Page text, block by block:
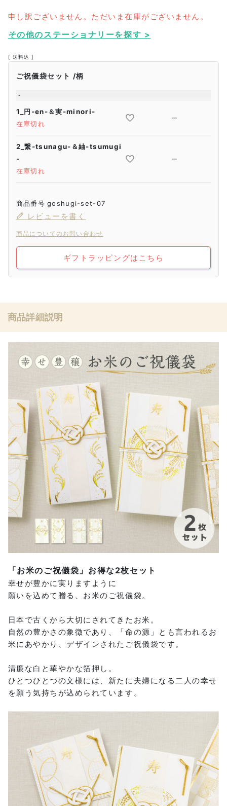
申し訳ございません。ただいま在庫がございません。
その他のステーショナリーを探す >
送料込
ご祝儀袋セット 柄
-
1_円-en-＆実-minori-
在庫切れ
—
2_繋-tsunagu-＆紬-tsumugi
-
在庫切れ
—
商品番号 goshugi-set-07
レビューを書く
商品についてのお問い合わせ
ギフトラッピングはこちら
商品詳細説明
「お米のご祝儀袋」お得な2枚セット
幸せが豊かに実りますように
願いを込めて贈る、お米のご祝儀袋。
日本で古くから大切にされてきたお米。
自然の豊かさの象徴であり、「命の源」とも言われるお
米にあやかり、デザインされたご祝儀袋です。
清廉な白と華やかな箔押し。
ひとつひとつの文様には、新たに夫婦になる二人の幸せ
を願う気持ちが込められています。